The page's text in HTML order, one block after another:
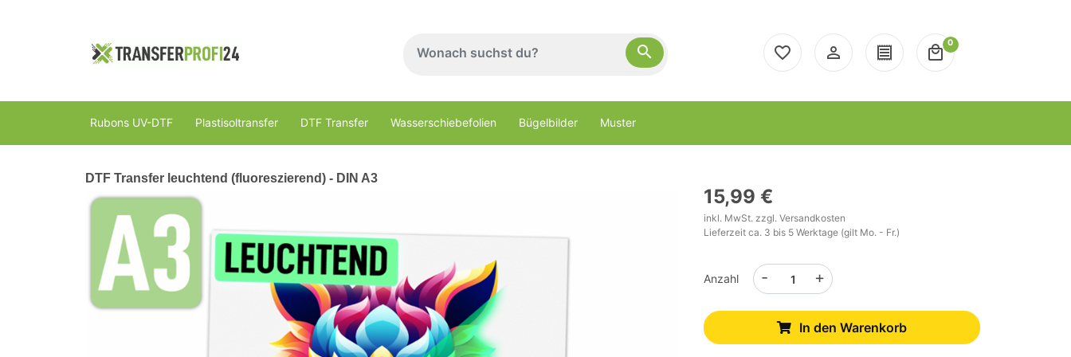
search favorite_border person_outline receipt local_mall
0
Rubons UV-DTF Plastisoltransfer DTF Transfer Wasserschiebefolien Bügelbilder Muster
DTF Transfer leuchtend (fluoreszierend) - DIN A3
15,99 €
inkl. MwSt. zzgl.Versandkosten
Lieferzeit ca. 3 bis 5 Werktage (gilt Mo. - Fr.)
Anzahl +
-
In den Warenkorb